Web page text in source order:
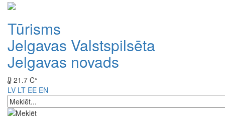
Tūrisms
Jelgavas Valstspilsēta
Jelgavas novads
21.7 C°
LV LT EE EN